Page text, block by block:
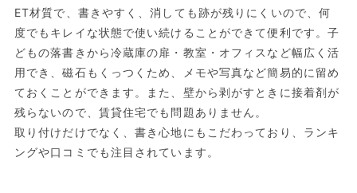
ET材質で、書きやすく、消しても跡が残りにくいので、何
度でもキレイな状態で使い続けることができて便利です。子
どもの落書きから冷蔵庫の扉・教室・オフィスなど幅広く活
用でき、磁石もくっつくため、メモや写真など簡易的に留め
ておくことができます。また、壁から剥がすときに接着剤が
残らないので、賃貸住宅でも問題ありません。
取り付けだけでなく、書き心地にもこだわっており、ランキ
ングや口コミでも注目されています。